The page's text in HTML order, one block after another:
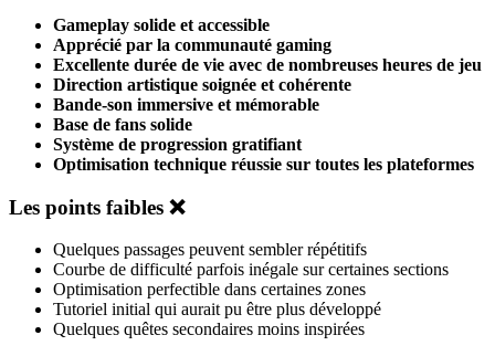
Gameplay solide et accessible
Apprécié par la communauté gaming
Excellente durée de vie avec de nombreuses heures de jeu
Direction artistique soignée et cohérente
Bande-son immersive et mémorable
Base de fans solide
Système de progression gratifiant
Optimisation technique réussie sur toutes les plateformes
Les points faibles ❌
Quelques passages peuvent sembler répétitifs
Courbe de difficulté parfois inégale sur certaines sections
Optimisation perfectible dans certaines zones
Tutoriel initial qui aurait pu être plus développé
Quelques quêtes secondaires moins inspirées